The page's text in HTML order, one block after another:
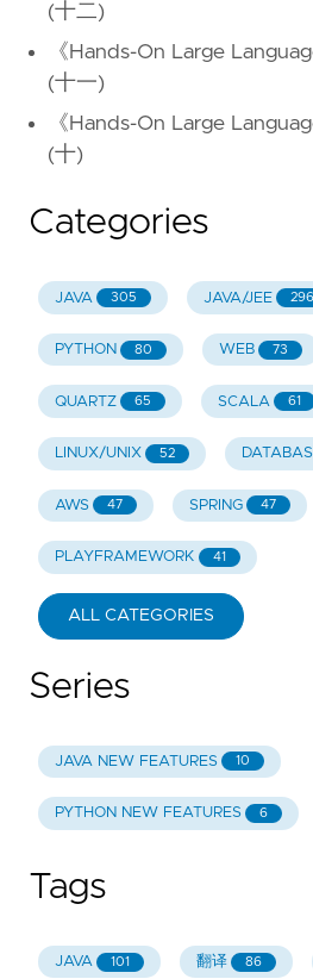
(十二)
《Hands-On Large
(十一)
《Hands-On Large
(十)
Categories
JAVA 305 JAVA/JEE 296
PYTHON 80 WEB 73
QUARTZ 65 SCALA 61
LINUX/UNIX 52
AWS 47 SPRING 47
PLAYFRAMEWORK 41
ALL CATEGORIES
Series
JAVA NEW FEATURES 10
PYTHON NEW FEATURES 6
Tags
JAVA 101 翻译 86